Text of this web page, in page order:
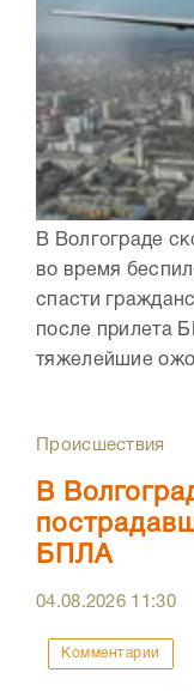
В Волгограде
во время
спасти
после прилета
тяжелейшие
Происшествия
В
БПЛА
04.08.2026 11:30
Комментарии